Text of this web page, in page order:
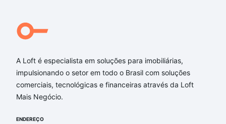
A Loft é especialista em soluções para imobiliárias,
impulsionando o setor em todo o Brasil com soluções
comerciais, tecnológicas e financeiras através da Loft
Mais Negócio.
ENDEREÇO